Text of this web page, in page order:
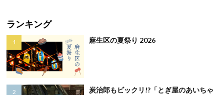
ランキング
麻生区の夏祭り 2026
炭治郎もビックリ!?「とぎ屋のあいちゃ